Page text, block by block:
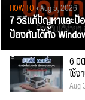
HOW TO• Aug 5, 2026
7 วิธีแก้ปัญหาและป้
ป้องกันได้ทั้ง
6 มิ
ใช้
Aug